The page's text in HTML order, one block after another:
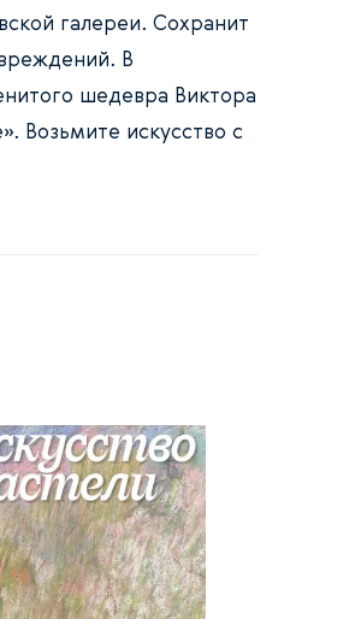
галереи. Сохранит
В
шедевра Виктора
Возьмите искусство с